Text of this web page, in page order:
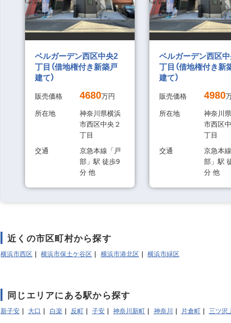
ベルガーデン西区中央2
丁目（借地権付き新築戸
建て）
販売価格 4680万円
所在地
神奈川県横浜
市西区中央２
丁目
交通
京急本線「戸
部」駅 徒歩9
分 他
ベルガーデン西区
丁目（借地権付き新
建て）
販売価格 4980
所在地
神奈川
市西区
丁目
交通
京急本
部」駅
分 他
近くの市区町村から探す
横浜市西区 横浜市保土ケ谷区 横浜市港北区 横浜市緑区
同じエリアにある駅から探す
新子安 大口 白楽 反町 子安 神奈川新町 神奈川 片倉町 三ツ沢